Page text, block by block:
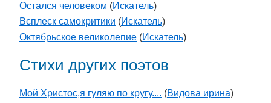
Остался человеком (Искатель)
Всплеск самокритики (Искатель)
Октябрьское великолепие (Искатель)
Стихи других поэтов
Мой Христос,я гуляю по кругу.... (Видова ирина)